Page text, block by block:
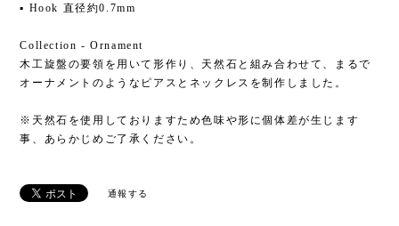
▪ Hook 直径約0.7mm
Collection - Ornament
木工旋盤の要領を用いて形作り、天然石と組み合わせて、まるで
オーナメントのようなピアスとネックレスを制作しました。
※天然石を使用しておりますため色味や形に個体差が生じます
事、あらかじめご了承ください。
通報する